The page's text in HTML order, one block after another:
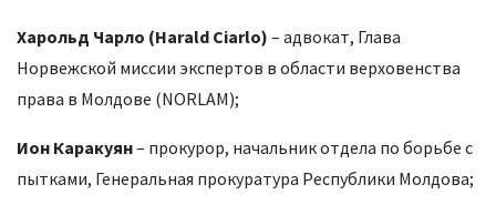
Харольд Чарло (Harald Ciarlo) – адвокат, Глава
Норвежской миссии экспертов в области верховенства
права в Молдове (NORLAM);
Ион Каракуян– прокурор, начальник отдела по борьбе с
пытками, Генеральная прокуратура Республики Молдова;